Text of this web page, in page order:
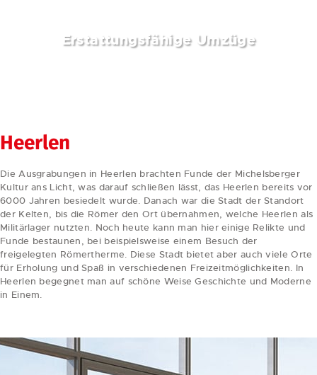
Erstattungsfähige Umzüge
weiterlesen
Heerlen
Die Ausgrabungen in Heerlen brachten Funde der Michelsberger
Kultur ans Licht, was darauf schließen lässt, das Heerlen bereits vor
6000 Jahren besiedelt wurde. Danach war die Stadt der Standort
der Kelten, bis die Römer den Ort übernahmen, welche Heerlen als
Militärlager nutzten. Noch heute kann man hier einige Relikte und
Funde bestaunen, bei beispielsweise einem Besuch der
freigelegten Römertherme. Diese Stadt bietet aber auch viele Orte
für Erholung und Spaß in verschiedenen Freizeitmöglichkeiten. In
Heerlen begegnet man auf schöne Weise Geschichte und Moderne
in Einem.